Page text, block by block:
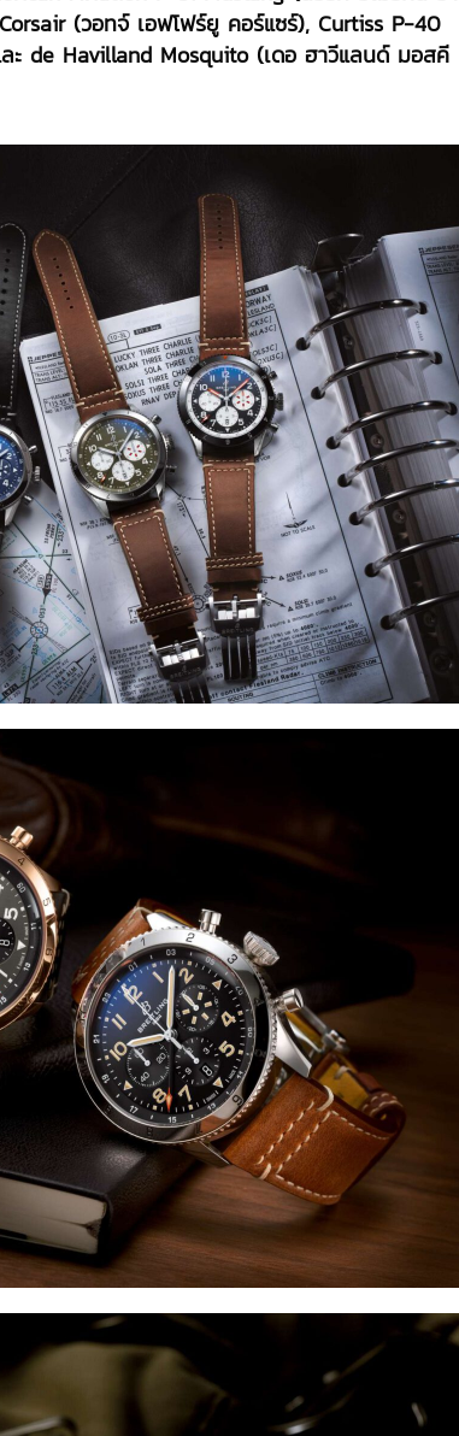
(วอทจ์ เอฟโฟร์ยู คอร์แซร์), Curtiss P-40
de Havilland Mosquito (เดอ ฮาวีแลนด์ มอสคี